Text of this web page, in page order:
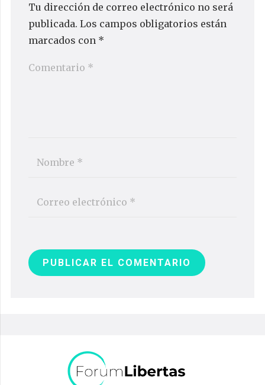
Tu dirección de correo electrónico no será
publicada. Los campos obligatorios están
marcados con *
PUBLICAR EL COMENTARIO